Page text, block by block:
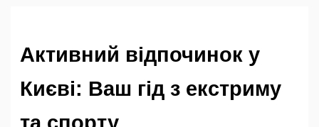
Активний відпочинок у
Києві: Ваш гід з екстриму
та спорту